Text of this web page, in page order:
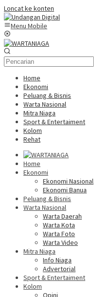
Loncat ke konten
Menu Mobile
Home
Ekonomi
Peluang & Bisnis
Warta Nasional
Mitra Niaga
Sport & Entertaiment
Kolom
Rehat
Home
Ekonomi
Ekonomi Nasional
Ekonomi Banua
Peluang & Bisnis
Warta Nasional
Warta Daerah
Warta Kota
Warta Foto
Warta Video
Mitra Niaga
Info Niaga
Advertorial
Sport & Entertaiment
Kolom
Opini